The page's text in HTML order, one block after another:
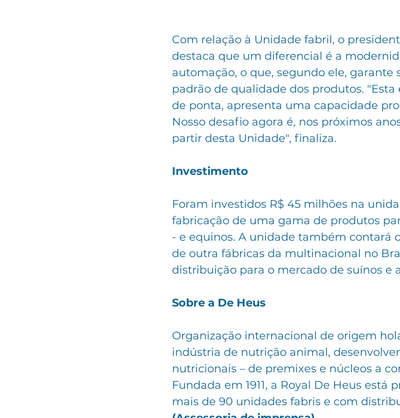
Com relação à Unidade fabril, o
destaca que um diferencial é a
automação, o que, segundo ele,
padrão de qualidade dos produtos.
de ponta, apresenta uma capacidade
Nosso desafio agora é, nos próximos
partir desta Unidade", finaliza.
Investimento
Foram investidos R$ 45 milhões na
fabricação de uma gama de produtos
- e equinos. A unidade também contará
de outra fábricas da multinacional no
distribuição para o mercado de suínos e
Sobre a De Heus
Organização internacional de origem
indústria de nutrição animal,
nutricionais – de premixes e núcleos a
Fundada em 1911, a Royal De Heus está
mais de 90 unidades fabris e com